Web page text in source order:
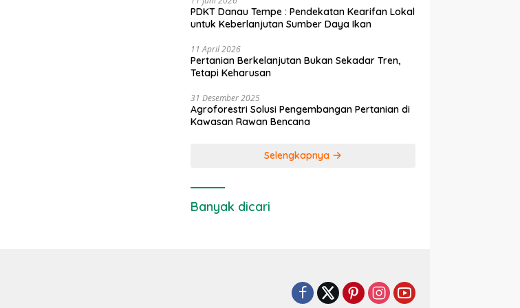
PDKT Danau Tempe : Pendekatan Kearifan Lokal
untuk Keberlanjutan Sumber Daya Ikan
11 April 2026
Pertanian Berkelanjutan Bukan Sekadar Tren,
Tetapi Keharusan
31 Desember 2025
Agroforestri Solusi Pengembangan Pertanian di
Kawasan Rawan Bencana
Selengkapnya
Banyak dicari